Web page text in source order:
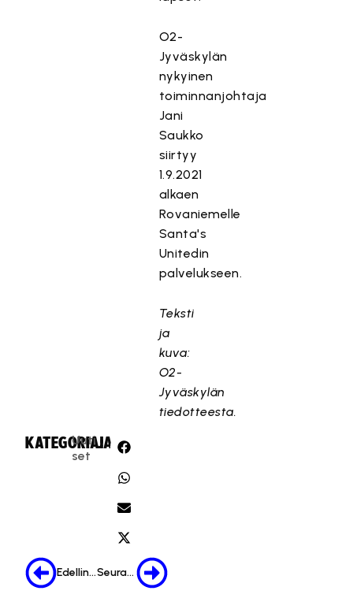
O2-
Jyväskylän
nykyinen
toiminnanjohtaja
Jani
Saukko
siirtyy
1.9.2021
alkaen
Rovaniemelle
Santa's
Unitedin
palvelukseen.
Teksti
ja
kuva:
O2-
Jyväskylän
tiedotteesta.
KATEGORIA:
Uuti
set
JAA:
Edellinen Seuraava